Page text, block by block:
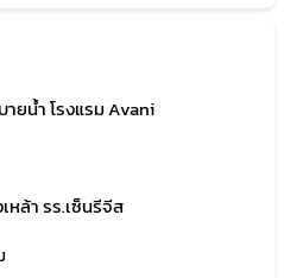
ายน้ำ โรงแรม Avani
หล้า รร.เซ็นรีจีส